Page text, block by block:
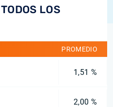
LOS
PROMEDIO
1,51 %
2,00 %